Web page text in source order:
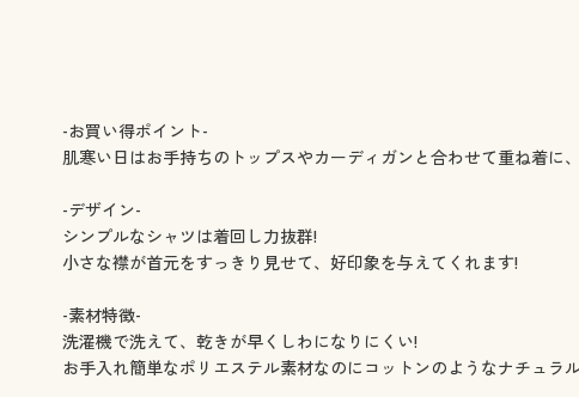
-お買い得ポイント-
肌寒い日はお手持ちのトップスやカーディガンと合わせて重ね着に
-デザイン-
シンプルなシャツは着回し力抜群!
小さな襟が首元をすっきり見せて、好印象を与えてくれます!
-素材特徴-
洗濯機で洗えて、乾きが早くしわになりにくい!
お手入れ簡単なポリエステル素材なのにコットンのようなナチュラ